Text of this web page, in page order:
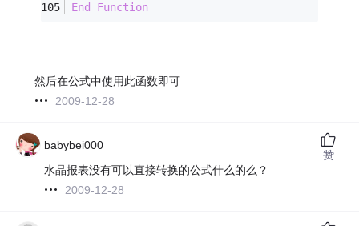
End
Function
然后在公式中使用此函数即可
2009-12-28
babybei000
水晶报表没有可以直接转换的公式什么的么？
2009-12-28
赞